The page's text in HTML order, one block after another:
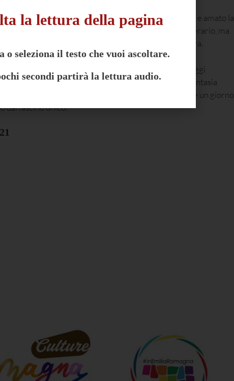
di poeti e scrittoriche hanno raccontato, vissuto e amato la
di rimanere nella nostra memoria. Un itinerario letterario, ma
a luoghi unici e agli inconfondibili sapori di questa terra.
trasportare in paesaggi fantastici abitati da personaggi
attraversando ponti levatoi e indossando con la fantasia
per vivere un giorno
dal fascino unico.
la lettura della pagina
o seleziona il testo che vuoi ascoltare.
secondi partirà la lettura audio.